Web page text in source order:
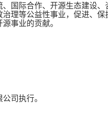
国际合作、开源生态建设、
理等公益性事业，促进、保
事业的贡献。
司执行。